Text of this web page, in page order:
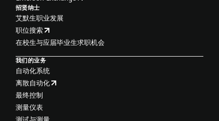
招贤纳士
艾默生职业发展
职位搜索
在校生与应届毕业生求职机会
我们的业务
自动化系统
离散自动化
最终控制
测量仪表